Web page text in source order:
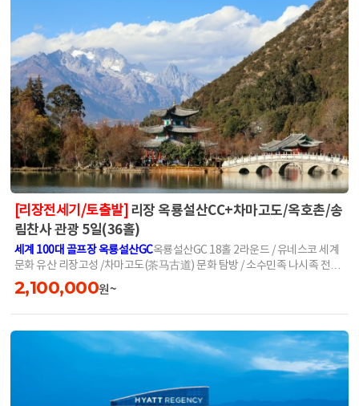
[리장전세기/토출발] 리장 옥룡설산CC+차마고도/옥호촌/송
림찬사 관광 5일(36홀)
세계 100대 골프장 옥룡설산GC옥룡설산GC 18홀 2라운드 / 유네스코 세계
문화 유산 리장고성 /차마고도(茶⻢古道) 문화 탐방 / 소수민족 나시족 전통
마을 옥호촌 또는 티베트 불교의 작은 성지 송찬림사 관광!
2,100,000원~